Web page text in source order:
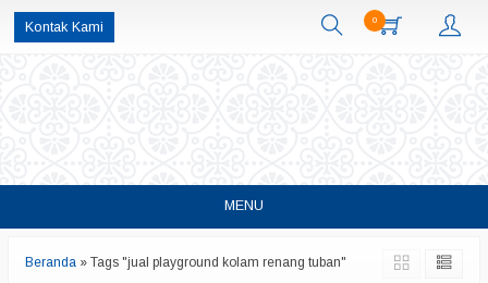
Kontak Kami 0
MENU
Beranda » Tags "jual playground kolam renang tuban"